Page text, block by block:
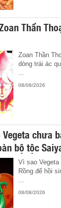
Thần
Zoan Thần
dòng trái ác
08/08/2026
chưa
bộ tộc
Vì sao
Rồng để hồi
08/08/2026